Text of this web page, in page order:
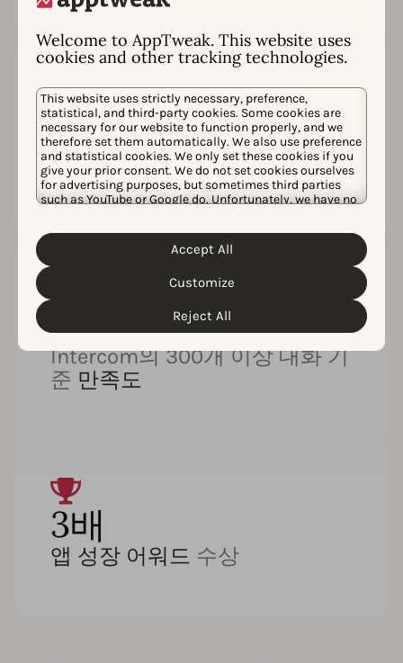
Welcome to AppTweak. This website uses
cookies and other tracking technologies.
This website uses strictly necessary, preference,
statistical, and third-party cookies. Some cookies are
necessary for our website to function properly, and we
therefore set them automatically. We also use preference
and statistical cookies. We only set these cookies if you
give your prior consent. We do not set cookies ourselves
for advertising purposes, but sometimes third parties
such as YouTube or Google do. Unfortunately, we have no
personal data and the different cookies we use, please
Cookie Policy&Privacy Policy
customize your cookie settings and preferences by
clicking the “Customize” button.
Reject All
Customize
Accept All
4.7
G2의 180개 이상 리뷰 기준평균
평점
98%
Intercom의 300개 이상 대화 기
준 만족도
3배
앱 성장 어워드 수상